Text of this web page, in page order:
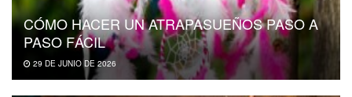
CÓMO HACER UN ATRAPASUEÑOS PASO A
PASO FÁCIL
29 DE JUNIO DE 2026